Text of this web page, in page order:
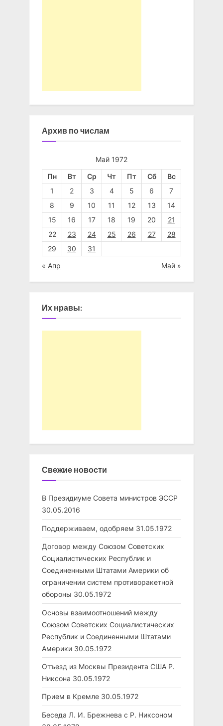
Архив по числам
Май 1972
Пн Вт Ср Чт Пт Сб
Вс
1
2 3 4 5 6
7
8
9 10 11 12 13
14
15
16 17 18 19 20
21
22
23 24 25 26 27
28
29
30 31
« Апр Май »
Их нравы:
Свежие новости
В Президиуме Совета министров ЭССР
30.05.2016
Поддерживаем, одобряем 31.05.1972
Договор между Союзом Советских
Социалистических Республик и
Соединенными Штатами Америки об
ограничении систем противоракетной
обороны 30.05.1972
Основы взаимоотношений между
Союзом Советских Социалистических
Республик и Соединенными Штатами
Америки 30.05.1972
Отъезд из Москвы Президента США Р.
Никсона 30.05.1972
Прием в Кремле 30.05.1972
Беседа Л. И. Брежнева с Р. Никсоном